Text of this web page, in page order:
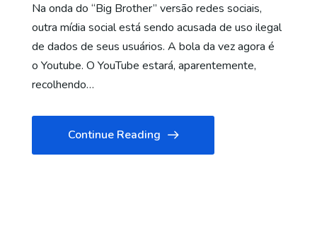
Na onda do “Big Brother” versão redes sociais,
outra mídia social está sendo acusada de uso ilegal
de dados de seus usuários. A bola da vez agora é
o Youtube. O YouTube estará, aparentemente,
recolhendo…
Continue Reading